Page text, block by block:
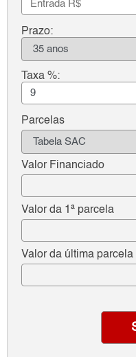
Prazo:
Taxa %:
Parcelas
Valor Financiado
Valor da 1ª parcela
Valor da última parcela